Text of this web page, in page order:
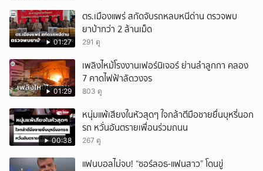
01:27
ตร.เมืองแพร่ สกัดจับรถหลบหนีด่าน ตรวจพบ
ยาบ้ากว่า 2 ล้านเม็ด
291 ดู
01:29
เพลิงไหม้โรงงานเฟอร์นิเจอร์ ย่านลำลูกกา คลอง
7 คาดไฟฟ้าลัดวงจร
803 ดู
00:38
หนุ่มแพ้เสียงในหัวสุดๆ ใจกล้าตีมือชายยื่นบุหรี่นอก
รถ หวั่นอันตรายเพื่อนร่วมถนน
267 ดู
แฟนบอลไม่จบ! “ซอร์ลอธ-แฟนสาว” โดนขู่